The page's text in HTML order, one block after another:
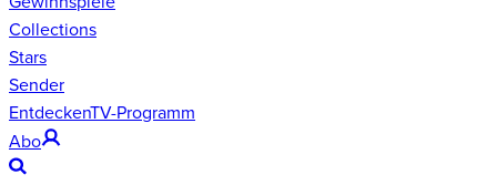
Collections
Stars
Sender
EntdeckenTV-Programm
Abo